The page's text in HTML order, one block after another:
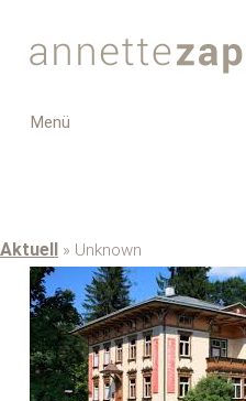
Toggle
Menü
Aktuell » Unknown